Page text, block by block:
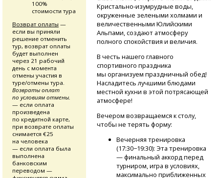
Кристально-изумрудные воды,
окруженные зелеными холмами и
величественными Юлийскими
Альпами, создают атмосферу
полного спокойствия и величия.
В честь нашего главного
спортивного праздника
мы организуем праздничный обед!
Насладитесь лучшими блюдами
местной кухни в этой потрясающей
атмосфере!
Вечером возвращаемся к столу,
чтобы не терять форму:
Вечерняя тренировка
(17:30−19:30): Эта тренировка
— финальный аккорд перед
турниром, игра в условиях,
максимально приближенных
100%
стоимости тура
Возврат оплаты —
если вы приняли
решение отменить
тур, возврат оплаты
будет выполнен
через 21 рабочий
день с момента
отмены участия в
туре/отмены тура.
Возвраты оплат
по условиям отмены.
— если оплата
произведена
по кредитной карте,
при возврате оплаты
снимается €25
на человека
— если оплата была
выполнена
банковским
переводом —